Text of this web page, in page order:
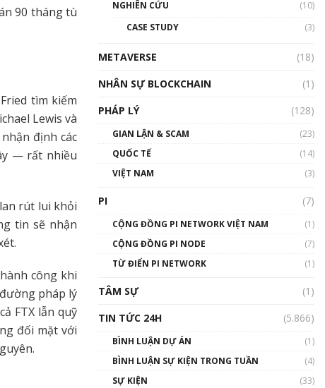
90 tháng tù
tìm kiếm
Lewis và
định các
— rất nhiều
rút lui khỏi
tin sẽ nhận
công khi
pháp lý
FTX lẫn quỹ
đối mặt với
01:34:46
01:32:59
Talkshow17: Mùa đông
Crypto – Chiếc khăn gió ấm
01:49:30
Talkshow 14: MemeCoin –
NGHIÊN CỨU
(10)
CASE STUDY
(3)
METAVERSE
(18)
NHÂN SỰ BLOCKCHAIN
(1)
PHÁP LÝ
(128)
GIAN LẬN & SCAM
(23)
QUỐC TẾ
(14)
VIỆT NAM
(3)
PI (7)
CỘNG ĐỒNG PI NETWORK VIỆT NAM
(1)
CỘNG ĐỒNG PI NODE
(7)
TỪ ĐIỂN PI NETWORK
(1)
TÂM SỰ
(1)
TIN TỨC 24H
(5.866)
BÌNH LUẬN DỰ ÁN
(1)
BÌNH LUẬN SỰ KIỆN TRONG TUẦN
(4)
SỰ KIỆN
(33)